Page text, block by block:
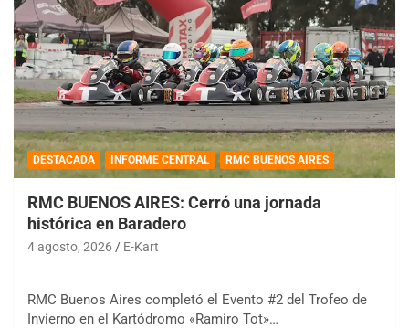
DESTACADA INFORME CENTRAL RMC BUENOS AIRES
RMC BUENOS AIRES: Cerró una jornada
histórica en Baradero
4 agosto, 2026 E-Kart
RMC Buenos Aires completó el Evento #2 del Trofeo de
Invierno en el Kartódromo «Ramiro Tot»…